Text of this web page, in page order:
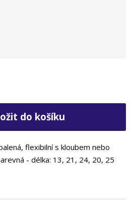
do košíku
flexibilní s kloubem nebo
- délka: 13, 21, 24, 20, 25